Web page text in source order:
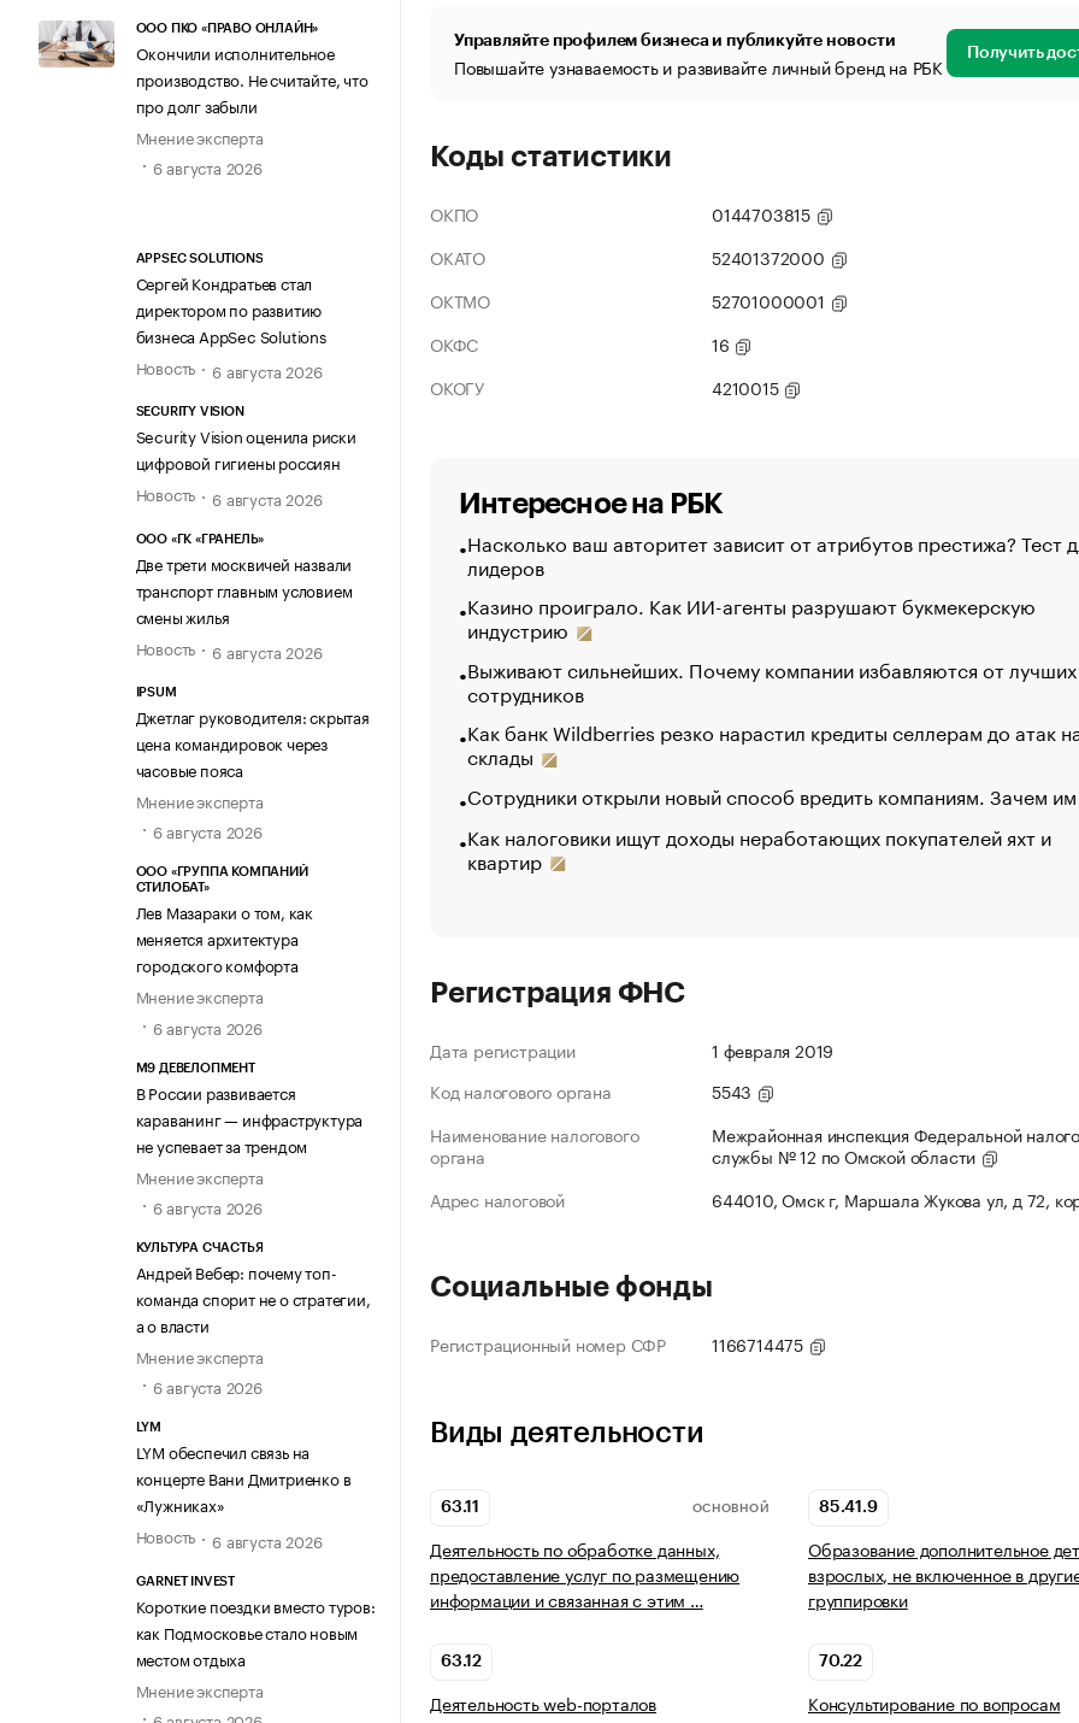
ООО ПКО «ПРАВО ОНЛАЙН»
Окончили исполнительное
производство. Не считайте, что
про долг забыли
Мнение эксперта
6 августа 2026
APPSEC SOLUTIONS
Сергей Кондратьев стал
директором по развитию
бизнеса AppSec Solutions
Новость
6 августа 2026
SECURITY VISION
Security Vision оценила риски
цифровой гигиены россиян
Новость
6 августа 2026
ООО «ГК «ГРАНЕЛЬ»
Две трети москвичей назвали
транспорт главным условием
смены жилья
Новость
6 августа 2026
IPSUM
Джетлаг руководителя: скрытая
цена командировок через
часовые пояса
Мнение эксперта
6 августа 2026
ООО «ГРУППА КОМПАНИЙ
СТИЛОБАТ»
Лев Мазараки о том, как
меняется архитектура
городского комфорта
Мнение эксперта
6 августа 2026
М9 ДЕВЕЛОПМЕНТ
В России развивается
караванинг — инфраструктура
не успевает за трендом
Мнение эксперта
6 августа 2026
КУЛЬТУРА СЧАСТЬЯ
Андрей Вебер: почему топ-
команда спорит не о стратегии,
а о власти
Мнение эксперта
6 августа 2026
LYM
LYM обеспечил связь на
концерте Вани Дмитриенко в
«Лужниках»
Новость
6 августа 2026
GARNET INVEST
Короткие поездки вместо туров:
как Подмосковье стало новым
местом отдыха
Мнение эксперта
Управляйте профилем бизнеса и публикуйте новости
Повышайте узнаваемость и развивайте личный бренд на РБК Получить
Коды статистики
ОКПО
0144703815
ОКАТО
52401372000
ОКТМО
52701000001
ОКФС
16
ОКОГУ
4210015
Интересное на РБК
Насколько ваш авторитет зависит от атрибутов престижа? Тест
лидеров
Казино проиграло. Как ИИ-агенты разрушают букмекерскую
индустрию
Выживают сильнейших. Почему компании избавляются от лучших
сотрудников
Как банк Wildberries резко нарастил кредиты селлерам до атак
склады
Сотрудники открыли новый способ вредить компаниям. Зачем
Как налоговики ищут доходы неработающих покупателей яхт и
квартир
Регистрация ФНС
Дата регистрации
1 февраля 2019
Код налогового органа
5543
Наименование налогового
органа
Межрайонная инспекция Федеральной
службы № 12 по Омской области
Адрес налоговой
644010, Омск г, Маршала Жукова ул, д 72,
Социальные фонды
Регистрационный номер СФР 1166714475
Виды деятельности
63.11 ОСНОВНОЙ
Деятельность по обработке данных,
предоставление услуг по размещению
информации и связанная с этим …
85.41.9
Образование дополнительное
взрослых, не включенное в
группировки
63.12
Деятельность web-порталов
70.22
Консультирование по вопросам